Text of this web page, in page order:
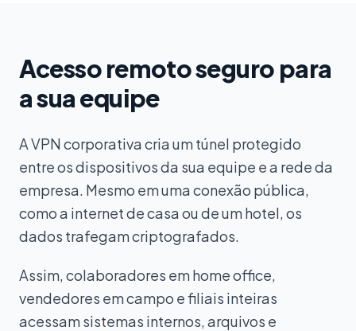
Acesso remoto seguro para
a sua equipe
A VPN corporativa cria um túnel protegido
entre os dispositivos da sua equipe e a rede da
empresa. Mesmo em uma conexão pública,
como a internet de casa ou de um hotel, os
dados trafegam criptografados.
Assim, colaboradores em home office,
vendedores em campo e filiais inteiras
acessam sistemas internos, arquivos e